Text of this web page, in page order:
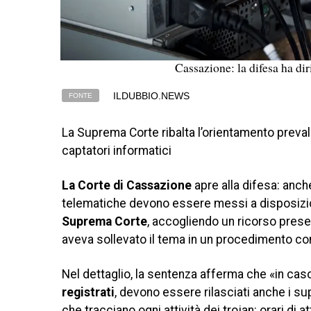
Cassazione: la difesa ha
FONTE ILDUBBIO.NEWS
La Suprema Corte ribalta l’orientamento
captatori informatici
La Corte di Cassazioneapre alla difesa:
telematiche devono essere messi a
Suprema Corte, accogliendo un ricorso
aveva sollevato il tema in un procedimento
Nel dettaglio, la sentenza afferma che «in
registrati, devono essere rilasciati anche i